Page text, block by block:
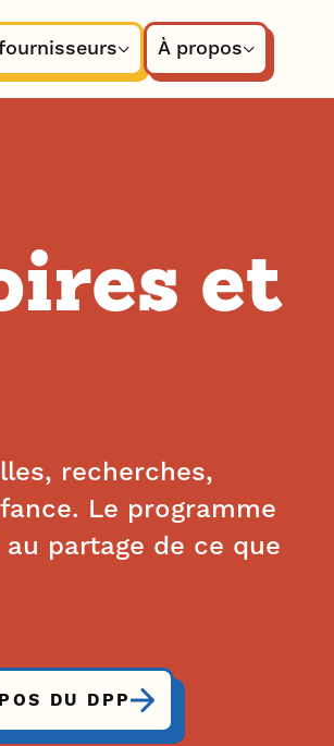
À propos
et
recherches,
Le programme
partage de ce que
DU DPP